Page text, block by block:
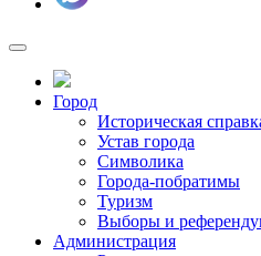
Город
Историческая
Устав города
Символика
Города-побратимы
Туризм
Выборы и
Администрация